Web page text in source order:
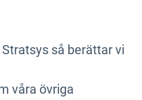
så berättar vi
våra övriga